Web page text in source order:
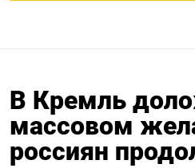
В Кремль
массовом
россиян